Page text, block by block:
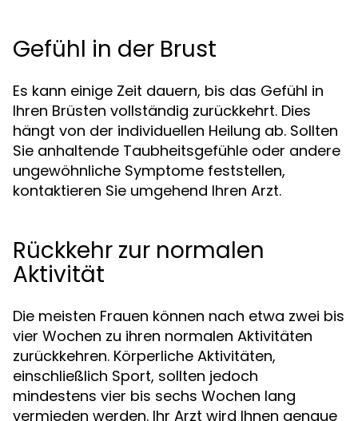
Gefühl in der Brust
Es kann einige Zeit dauern, bis das Gefühl in
Ihren Brüsten vollständig zurückkehrt. Dies
hängt von der individuellen Heilung ab. Sollten
Sie anhaltende Taubheitsgefühle oder andere
ungewöhnliche Symptome feststellen,
kontaktieren Sie umgehend Ihren Arzt.
Rückkehr zur normalen
Aktivität
Die meisten Frauen können nach etwa zwei bis
vier Wochen zu ihren normalen Aktivitäten
zurückkehren. Körperliche Aktivitäten,
einschließlich Sport, sollten jedoch
mindestens vier bis sechs Wochen lang
vermieden werden. Ihr Arzt wird Ihnen genaue